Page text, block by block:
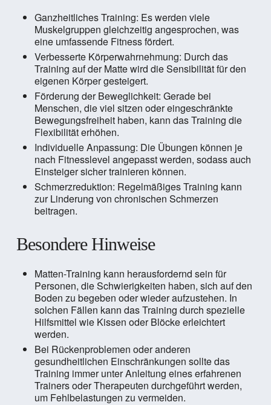
Ganzheitliches Training: Es werden viele
Muskelgruppen gleichzeitig angesprochen, was
eine umfassende Fitness fördert.
Verbesserte Körperwahrnehmung: Durch das
Training auf der Matte wird die Sensibilität für den
eigenen Körper gesteigert.
Förderung der Beweglichkeit: Gerade bei
Menschen, die viel sitzen oder eingeschränkte
Bewegungsfreiheit haben, kann das Training die
Flexibilität erhöhen.
Individuelle Anpassung: Die Übungen können je
nach Fitnesslevel angepasst werden, sodass auch
Einsteiger sicher trainieren können.
Schmerzreduktion: Regelmäßiges Training kann
zur Linderung von chronischen Schmerzen
beitragen.
Besondere Hinweise
Matten-Training kann herausfordernd sein für
Personen, die Schwierigkeiten haben, sich auf den
Boden zu begeben oder wieder aufzustehen. In
solchen Fällen kann das Training durch spezielle
Hilfsmittel wie Kissen oder Blöcke erleichtert
werden.
Bei Rückenproblemen oder anderen
gesundheitlichen Einschränkungen sollte das
Training immer unter Anleitung eines erfahrenen
Trainers oder Therapeuten durchgeführt werden,
um Fehlbelastungen zu vermeiden.